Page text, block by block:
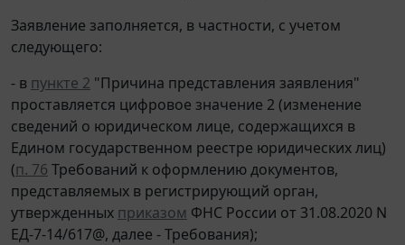
Заявление заполняется, в частности, с учетом
следующего:
- в пункте 2 "Причина представления заявления"
проставляется цифровое значение 2 (изменение
сведений о юридическом лице, содержащихся в
Едином государственном реестре юридических лиц)
(п. 76 Требований к оформлению документов,
представляемых в регистрирующий орган,
утвержденных приказом ФНС России от 31.08.2020 N
ЕД-7-14/617@, далее - Требования);